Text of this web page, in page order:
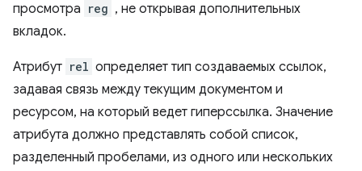
просмотра reg , не открывая дополнительных
вкладок.
Атрибут rel определяет тип создаваемых ссылок,
задавая связь между текущим документом и
ресурсом, на который ведет гиперссылка. Значение
атрибута должно представлять собой список,
разделенный пробелами, из одного или нескольких